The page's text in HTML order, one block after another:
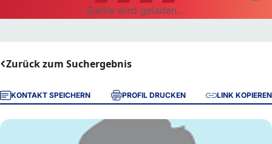
Suche wird geladen...
Zurück zum Suchergebnis
KONTAKT SPEICHERN PROFIL DRUCKEN LINK KOPIEREN